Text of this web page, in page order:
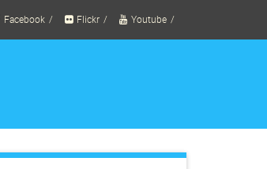
Facebook Flickr Youtube